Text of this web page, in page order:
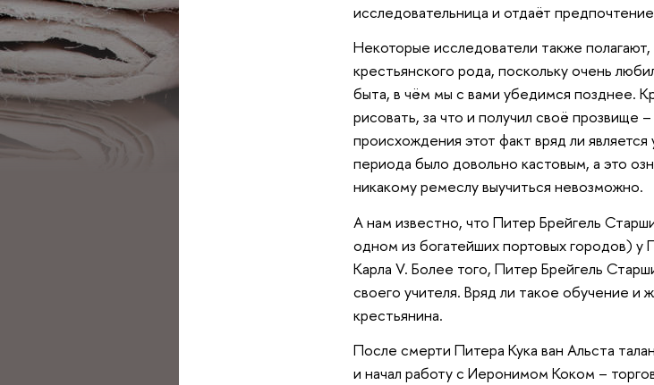
исследовательница и отдаёт
Некоторые исследователи также
крестьянского рода, поскольку очень
быта, в чём мы с вами убедимся позднее.
рисовать, за что и получил своё
происхождения этот факт вряд ли
периода было довольно кастовым, а это
никакому ремеслу выучиться невозможно.
А нам известно, что Питер Брейгель
одном из богатейших портовых городов) у
Карла V. Более того, Питер Брейгель
своего учителя. Вряд ли такое обучение
крестьянина.
После смерти Питера Кука ван Альста
и начал работу с Иеронимом Коком –